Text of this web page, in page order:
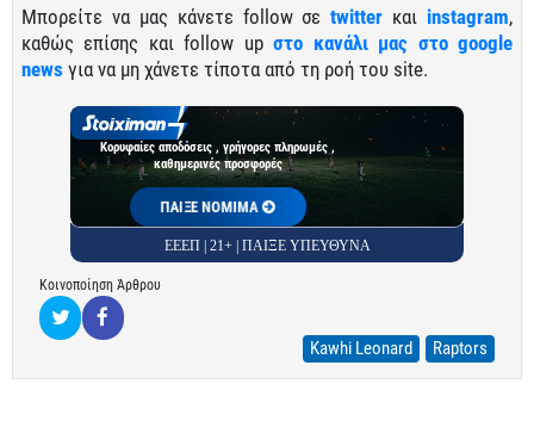
Μπορείτε να μας κάνετε follow σεtwitter και instagram,
καθώς επίσης και follow upστο κανάλι μας στο google
news για να μη χάνετε τίποτα από τη ροή του site.
Κορυφαίες αποδόσεις , γρήγορες πληρωμές ,
καθημερινές προσφορές
ΠΑΙΞΕ ΝΟΜΙΜΑ
ΕΕΕΠ | 21+ | ΠΑΙΞΕ ΥΠΕΥΘΥΝΑ
Κοινοποίηση Άρθρου
Kawhi Leonard Raptors